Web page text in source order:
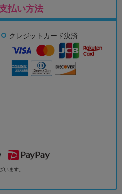
払い方法
クレジットカード決済
います。